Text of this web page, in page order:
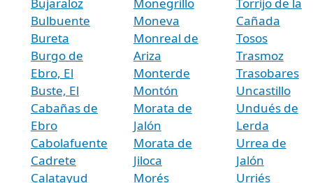
Bulbuente
Bureta
Burgo de
Ebro, El
Buste, El
Cabañas de
Ebro
Cabolafuente
Cadrete
Calatayud
Moneva
Monreal de
Ariza
Monterde
Montón
Morata de
Jalón
Morata de
Jiloca
Morés
Cañada
Tosos
Trasmoz
Trasobares
Uncastillo
Undués de
Lerda
Urrea de
Jalón
Urriés